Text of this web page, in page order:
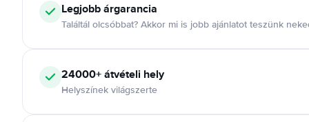
Legjobb árgarancia
Találtál olcsóbbat? Akkor mi is jobb ajánlatot teszünk
24000+ átvételi hely
Helyszínek világszerte